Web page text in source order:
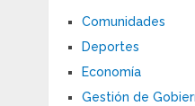
Comunidades
Deportes
Economía
Gestión de